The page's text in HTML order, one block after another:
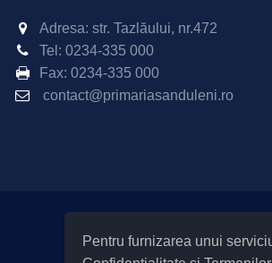
Pentru furnizarea unui
Adresa: str. Tazlăului, nr.472
Tel: 0234-335 000
Fax: 0234-335 000
contact@primariasanduleni.ro